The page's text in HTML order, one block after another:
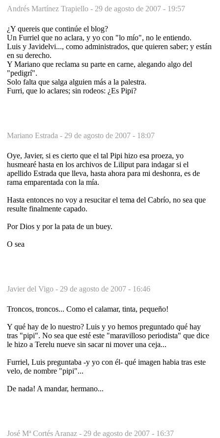
Andrés Martínez Trapiello - 29 de agosto de 2007 - 19:57
¿Y quereis que continúe el blog?
Un Furriel que no aclara, y yo con "lo mío", no le entiendo.
Luis y Javidelvi..., como administrados, que quieren saber; y están
en su derecho.
Y Mariano que reclama su parte en carne, alegando algo del
"pedigrí".
Solo falta que salga alguien más a la palestra.
Furri, que lo aclares; sin rodeos: ¿Es Pipi?
Mariano Estrada - 29 de agosto de 2007 - 18:07
Oye, Javier, si es cierto que el tal Pipi hizo esa proeza, yo
husmearé hasta en los archivos de Liliput para indagar si el
apellido Estrada que lleva, hasta ahora para mi deshonra, es de
rama emparentada con la mía.
Hasta entonces no voy a resucitar el tema del Cabrío, no sea que
resulte finalmente capado.
Por Dios y por la pata de un buey.
O sea
Javier del Vigo - 29 de agosto de 2007 - 16:46
Troncos, troncos... Como el calamar, tinta, pequeño!
Y qué hay de lo nuestro? Luis y yo hemos preguntado qué hay
tras "pipi". No sea que esté este "maravilloso periodista" que dice
le hizo a Terelu nueve sin sacar ni mover una ceja...
Furriel, Luis preguntaba -y yo con él- qué imagen habia tras este
velo, de nombre "pipi"...
De nada! A mandar, hermano...
José Mª Cortés Aranaz - 29 de agosto de 2007 - 16:37